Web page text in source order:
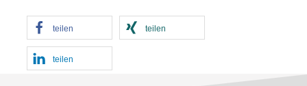
teilen teilen
teilen